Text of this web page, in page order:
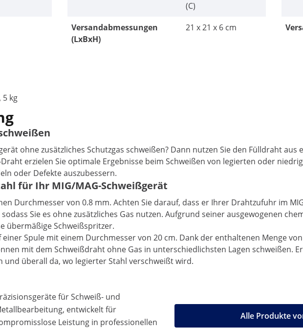
(C)
Versandabmessungen
(LxBxH)
21 x 21 x 6 cm
5 kg
ohne zusätzliches Schutzgas schweißen? Dann nutzen Sie den Fülldraht
erzielen Sie optimale Ergebnisse beim Schweißen von legierten oder
oder Defekte auszubessern.
für Ihr MIG/MAG-Schweißgerät
Durchmesser von 0.8 mm. Achten Sie darauf, dass er Ihrer Drahtzufuhr im
Sie es ohne zusätzliches Gas nutzen. Aufgrund seiner ausgewogenen
übermäßige Schweißspritzer.
Spule mit einem Durchmesser von 20 cm. Dank der enthaltenen Menge
mit dem Schweißdraht ohne Gas in unterschiedlichsten Lagen schweißen.
und überall da, wo legierter Stahl verschweißt wird.
für Schweiß- und
entwickelt für
Leistung in professionellen
Alle Produkte